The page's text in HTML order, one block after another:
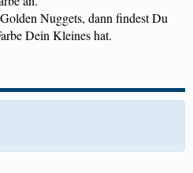
Nuggets, dann findest Du
Dein Kleines hat.